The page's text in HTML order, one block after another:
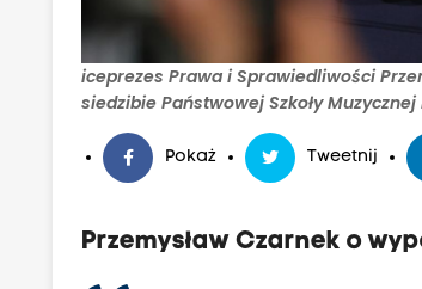
iceprezes Prawa i Sprawiedliwości
siedzibie Państwowej Szkoły
Pokaż Tweetnij
Przemysław Czarnek o